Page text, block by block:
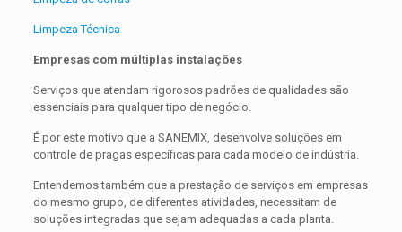
Limpeza Técnica
Empresas com múltiplas instalações
Serviços que atendam rigorosos padrões de qualidades são
essenciais para qualquer tipo de negócio.
É por este motivo que a SANEMIX, desenvolve soluções em
controle de pragas específicas para cada modelo de indústria.
Entendemos também que a prestação de serviços em empresas
do mesmo grupo, de diferentes atividades, necessitam de
soluções integradas que sejam adequadas a cada planta.